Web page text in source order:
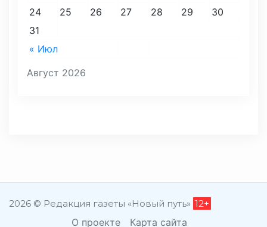
Август 2026
« Июл
24
25 26 27 28 29
30
31
2026 © Редакция газеты «Новый путь» 12+
О проекте Карта сайта